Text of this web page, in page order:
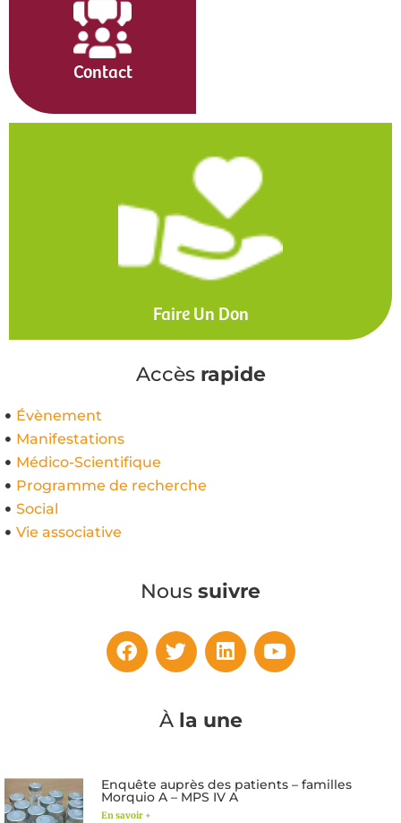
Contact
Faire Un Don
Accès rapide
Évènement
Manifestations
Médico-Scientifique
Programme de recherche
Social
Vie associative
Nous suivre
À la une
Enquête auprès des patients – familles
Morquio A – MPS IV A
En savoir +